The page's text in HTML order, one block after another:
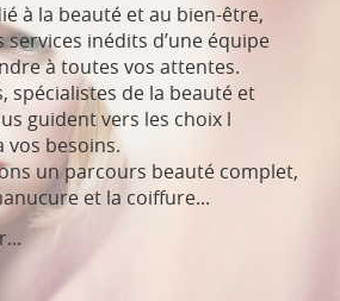
à la beauté et au bien-être,
inédits d’une équipe
à toutes vos attentes.
spécialistes de la beauté et
guident vers les choix l
vos besoins.
un parcours beauté complet,
et la coiffure...